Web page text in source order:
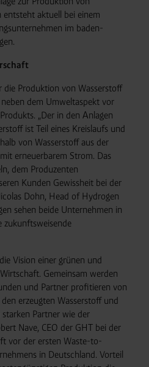
entsteht aktuell bei einem
im baden-
Produktion von Wasserstoff
dem Umweltaspekt vor
„Der in den Anlagen
ist Teil eines Kreislaufs und
von Wasserstoff aus der
erneuerbarem Strom. Das
dem Produzenten
Kunden Gewissheit bei der
Dohn, Head of Hydrogen
sehen beide Unternehmen in
zukunftsweisende
Vision einer grünen und
Gemeinsam werden
und Partner profitieren von
erzeugten Wasserstoff und
starken Partner wie der
Nave, CEO der GHT bei der
vor der ersten Waste-to-
in Deutschland. Vorteil